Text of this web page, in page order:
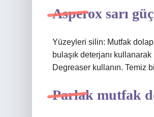
Asperox sarı
Yüzeyleri silin: Mutfak
bulaşık deterjanı
Degreaser kullanın. Temiz
Parlak mutfak